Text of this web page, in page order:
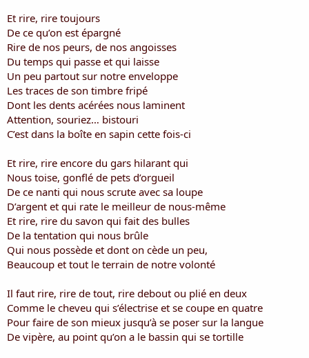
Et rire, rire toujours
De ce qu’on est épargné
Rire de nos peurs, de nos angoisses
Du temps qui passe et qui laisse
Un peu partout sur notre enveloppe
Les traces de son timbre fripé
Dont les dents acérées nous laminent
Attention, souriez… bistouri
C’est dans la boîte en sapin cette fois-ci
Et rire, rire encore du gars hilarant qui
Nous toise, gonflé de pets d’orgueil
De ce nanti qui nous scrute avec sa loupe
D’argent et qui rate le meilleur de nous-même
Et rire, rire du savon qui fait des bulles
De la tentation qui nous brûle
Qui nous possède et dont on cède un peu,
Beaucoup et tout le terrain de notre volonté
Il faut rire, rire de tout, rire debout ou plié en deux
Comme le cheveu qui s’électrise et se coupe en quatre
Pour faire de son mieux jusqu’à se poser sur la langue
De vipère, au point qu’on a le bassin qui se tortille